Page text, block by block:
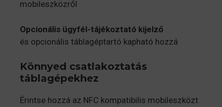
mobileszközről
Opcionális ügyfél-tájékoztató kijelző
és opcionális táblagéptartó kapható hozzá
Könnyed csatlakoztatás
táblagépekhez
Érintse hozzá az NFC kompatibilis mobileszközt